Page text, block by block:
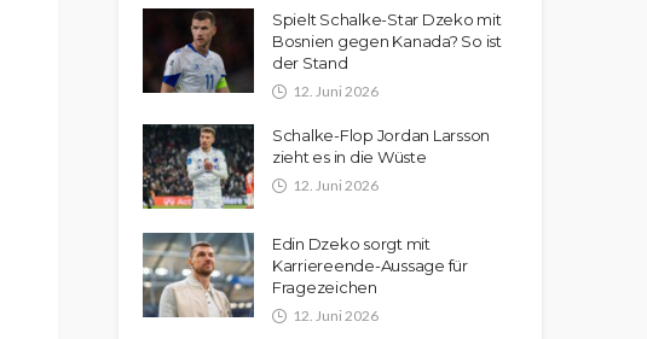
Spielt Schalke-Star Dzeko mit
Bosnien gegen Kanada? So ist
der Stand
12. Juni 2026
Schalke-Flop Jordan Larsson
zieht es in die Wüste
12. Juni 2026
Edin Dzeko sorgt mit
Karriereende-Aussage für
Fragezeichen
12. Juni 2026